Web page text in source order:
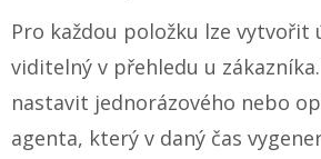
Pro každou položku lze vytvořit
viditelný v přehledu u
nastavit jednorázového nebo
agenta, který v daný čas